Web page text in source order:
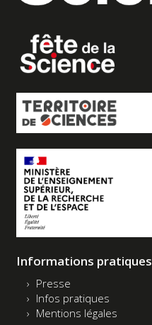
Informations pratiques
Presse
Infos pratiques
Mentions légales